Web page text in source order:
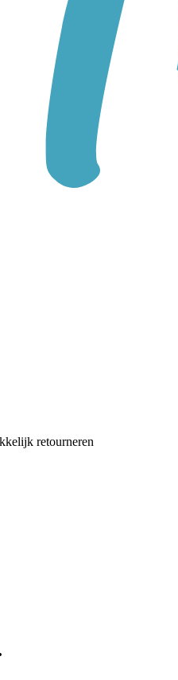
retourneren